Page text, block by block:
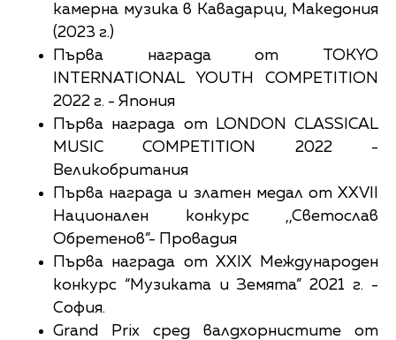
камерна музика в Кавадарци, Македония
(2023 г.)
Първа награда от TOKYO
INTERNATIONAL YOUTH COMPETITION
2022 г. - Япония
Първа награда от LONDON CLASSICAL
MUSIC COMPETITION 2022 -
Великобритания
Първа награда и златен медал от ХХVII
Национален конкурс ,,Светослав
Обретенов”- Провадия
Първа награда от XXIX Международен
конкурс “Музиката и Земята” 2021 г. -
София.
Grand Prix сред валдхорнистите от